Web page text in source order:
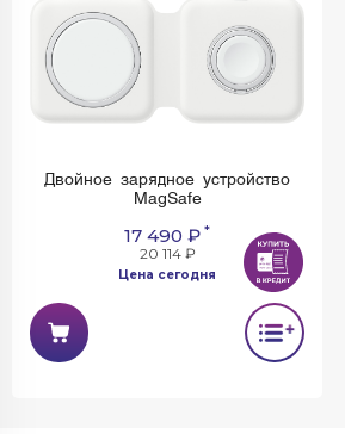
Двойное зарядное устройство
MagSafe
17 490 ₽ *
20 114 ₽
Цена сегодня